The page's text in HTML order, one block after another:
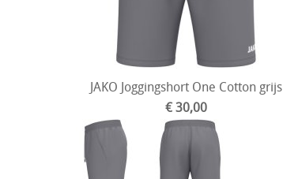
JAKO Joggingshort One Cotton grijs
€ 30,00